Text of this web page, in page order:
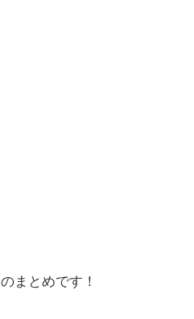
まとめです！